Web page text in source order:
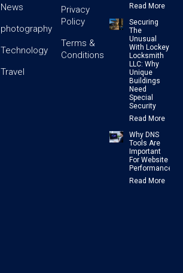
News
photography
Technology
Travel
Privacy
Policy
Terms &
Conditions
Read More
Securing
The
Unusual
With Lockey
Locksmith
LLC: Why
Unique
Buildings
Need
Special
Security
Read More
Why DNS
Tools Are
Important
For Website
Performance
Read More